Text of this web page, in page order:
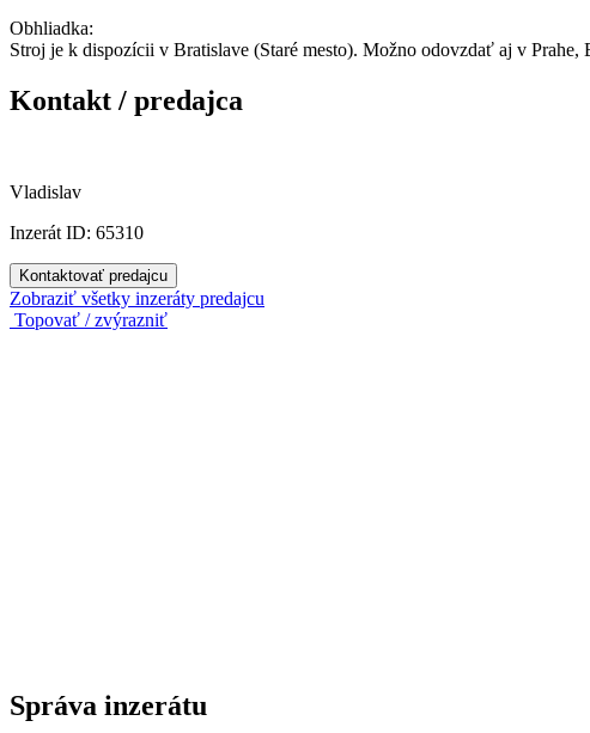
Obhliadka:
Stroj je k dispozícii v Bratislave (Staré mesto). Možno odovzdať aj v Prahe,
Kontakt / predajca
Vladislav
Inzerát ID: 65310
Kontaktovať predajcu
Zobraziť všetky inzeráty predajcu
Topovať / zvýrazniť
Správa inzerátu